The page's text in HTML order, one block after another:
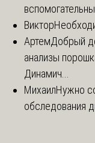
Виктор
АртемДобрый
анализы
Динамич...
МихаилНужно
обследования